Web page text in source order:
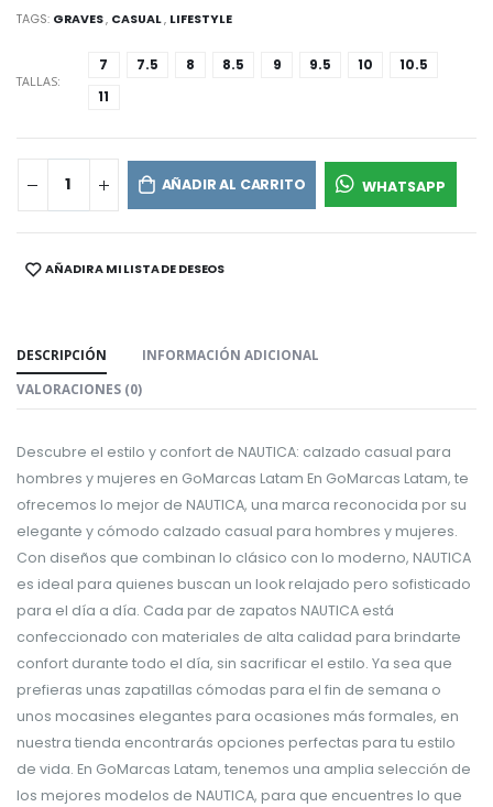
TAGS: GRAVES, CASUAL, LIFESTYLE
TALLAS:
7 7.5 8 8.5 9 9.5 10
10.5
11
AÑADIR AL CARRITO WHATSAPP
SHARE:AÑADIR A MI LISTA DE DESEOS
DESCRIPCIÓN
INFORMACIÓN ADICIONAL
VALORACIONES (0)
Descubre el estilo y confort de NAUTICA: calzado casual para
hombres y mujeres en GoMarcas Latam En GoMarcas Latam, te
ofrecemos lo mejor de NAUTICA, una marca reconocida por su
elegante y cómodo calzado casual para hombres y mujeres.
Con diseños que combinan lo clásico con lo moderno, NAUTICA
es ideal para quienes buscan un look relajado pero sofisticado
para el día a día. Cada par de zapatos NAUTICA está
confeccionado con materiales de alta calidad para brindarte
confort durante todo el día, sin sacrificar el estilo. Ya sea que
prefieras unas zapatillas cómodas para el fin de semana o
unos mocasines elegantes para ocasiones más formales, en
nuestra tienda encontrarás opciones perfectas para tu estilo
de vida. En GoMarcas Latam, tenemos una amplia selección de
los mejores modelos de NAUTICA, para que encuentres lo que